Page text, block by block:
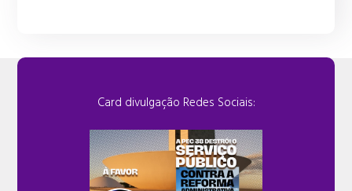
Card divulgação Redes Sociais: